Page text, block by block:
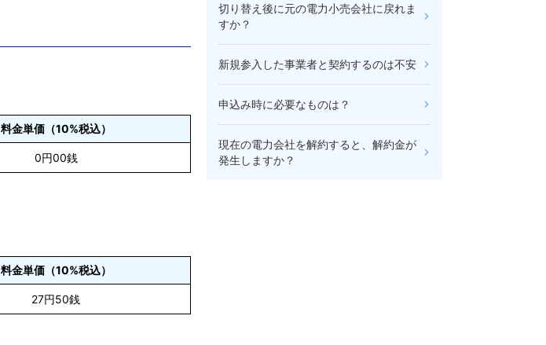
料金単価（10%税込）
0円00銭
料金単価（10%税込）
27円50銭
切り替え後に元の電力小売会社に戻れま
すか？
新規参入した事業者と契約するのは不安
申込み時に必要なものは？
現在の電力会社を解約すると、解約金が
発生しますか？